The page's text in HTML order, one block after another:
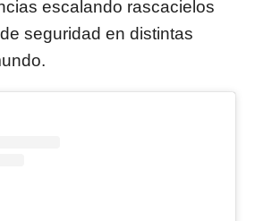
escalando rascacielos
seguridad en distintas